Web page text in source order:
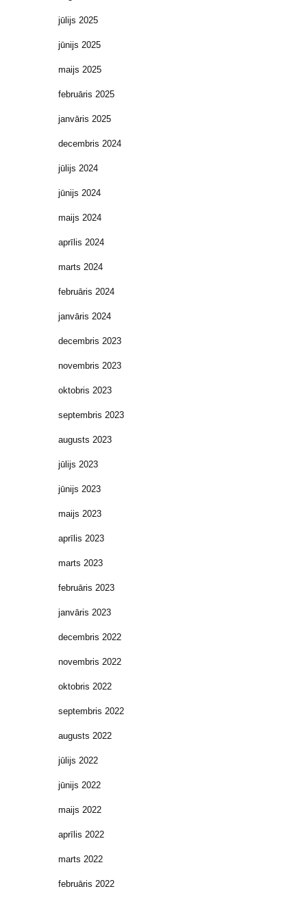
jūlijs 2025
jūnijs 2025
maijs 2025
februāris 2025
janvāris 2025
decembris 2024
jūlijs 2024
jūnijs 2024
maijs 2024
aprīlis 2024
marts 2024
februāris 2024
janvāris 2024
decembris 2023
novembris 2023
oktobris 2023
septembris 2023
augusts 2023
jūlijs 2023
jūnijs 2023
maijs 2023
aprīlis 2023
marts 2023
februāris 2023
janvāris 2023
decembris 2022
novembris 2022
oktobris 2022
septembris 2022
augusts 2022
jūlijs 2022
jūnijs 2022
maijs 2022
aprīlis 2022
marts 2022
februāris 2022